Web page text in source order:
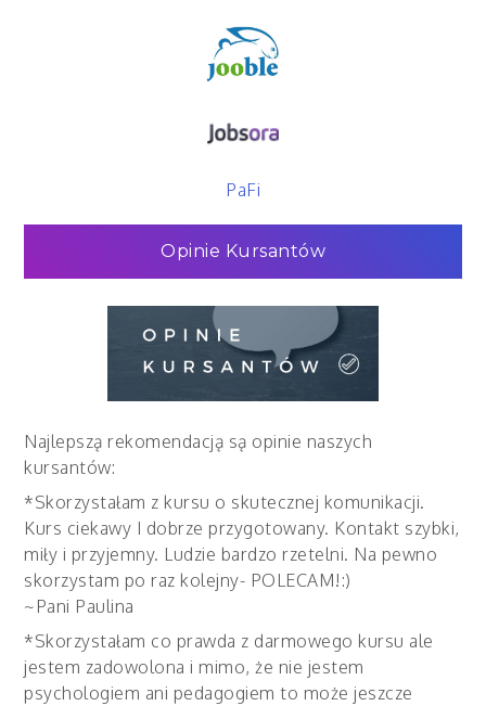
PaFi
Opinie Kursantów
Najlepszą rekomendacją są opinie naszych
kursantów:
*Skorzystałam z kursu o skutecznej komunikacji.
Kurs ciekawy I dobrze przygotowany. Kontakt szybki,
miły i przyjemny. Ludzie bardzo rzetelni. Na pewno
skorzystam po raz kolejny- POLECAM!:)
~Pani Paulina
*Skorzystałam co prawda z darmowego kursu ale
jestem zadowolona i mimo, że nie jestem
psychologiem ani pedagogiem to może jeszcze